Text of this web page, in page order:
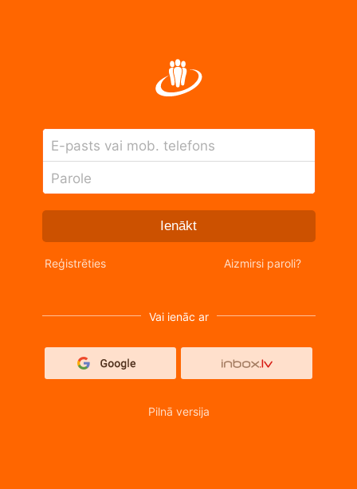
E-pasts vai mob. telefons
Parole
Ienākt
Reģistrēties Aizmirsi paroli?
Vai ienāc ar
Pilnā versija